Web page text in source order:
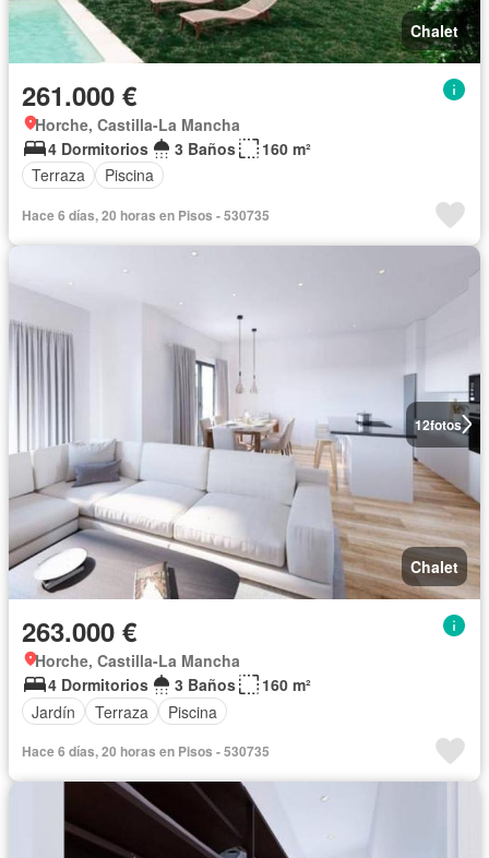
Chalet
261.000 €
Horche, Castilla-La Mancha
4 Dormitorios
3 Baños
160 m²
Terraza
Piscina
Hace 6 días, 20 horas en Pisos - 530735
12fotos
Chalet
263.000 €
Horche, Castilla-La Mancha
4 Dormitorios
3 Baños
160 m²
Jardín
Terraza Piscina
Hace 6 días, 20 horas en Pisos - 530735